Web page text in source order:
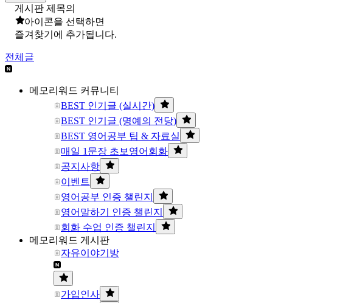
게시판 제목의
아이콘을 선택하면
즐겨찾기에 추가됩니다.
전체글
메모리워드 커뮤니티
BEST 인기글 (실시간)
BEST 인기글 (명예의 전당)
BEST 영어공부 팁 & 자료실
매일 1문장 초보영어회화
공지사항
이벤트
영어공부 인증 챌린지
영어말하기 인증 챌린지
회화 수업 인증 챌린지
메모리워드 게시판
자유이야기방
가입인사